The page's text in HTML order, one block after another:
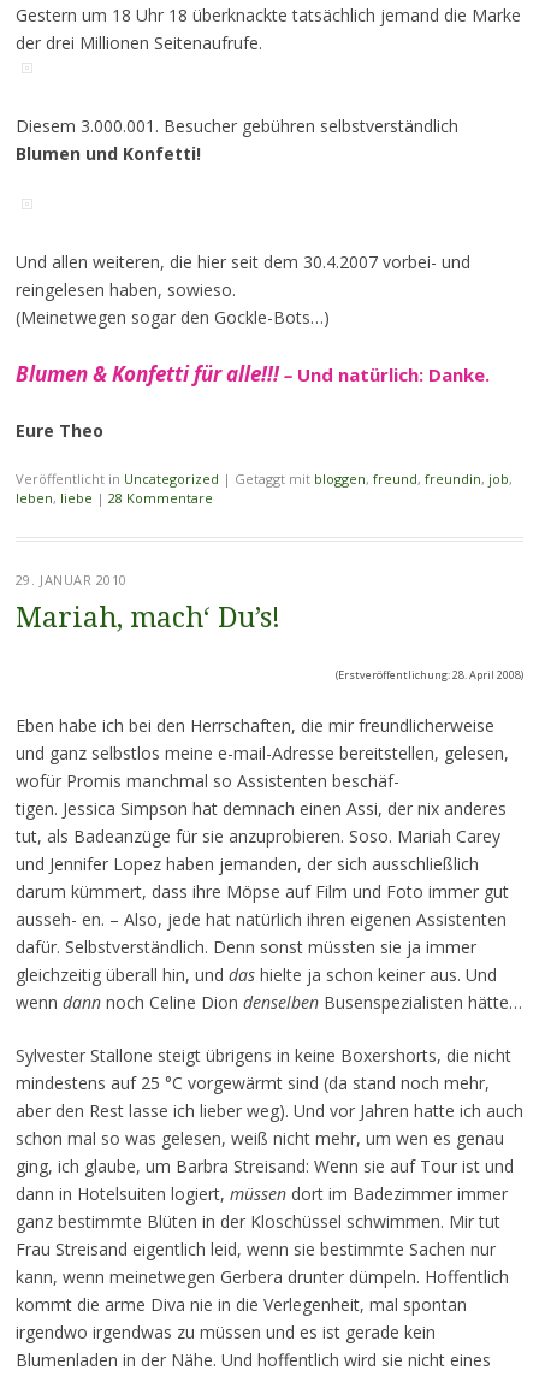
Gestern um 18 Uhr 18 überknackte tatsächlich jemand die Marke
der drei Millionen Seitenaufrufe.
Diesem 3.000.001. Besucher gebühren selbstverständlich
Blumen und Konfetti!
Und allen weiteren, die hier seit dem 30.4.2007 vorbei- und
reingelesen haben, sowieso.
(Meinetwegen sogar den Gockle-Bots…)
Blumen & Konfetti für alle!!!– Und natürlich: Danke.
Eure Theo
Veröffentlicht in Uncategorized | Getaggt mit bloggen, freund, freundin, job,
leben, liebe | 28 Kommentare
29. JANUAR 2010
Mariah, mach‘ Du’s!
(Erstveröffentlichung: 28. April 2008)
Eben habe ich bei den Herrschaften, die mir freundlicherweise
und ganz selbstlos meine e-mail-Adresse bereitstellen, gelesen,
wofür Promis manchmal so Assistenten beschäf-
tigen. Jessica Simpson hat demnach einen Assi, der nix anderes
tut, als Badeanzüge für sie anzuprobieren. Soso. Mariah Carey
und Jennifer Lopez haben jemanden, der sich ausschließlich
darum kümmert, dass ihre Möpse auf Film und Foto immer gut
ausseh- en. – Also, jede hat natürlich ihren eigenen Assistenten
dafür. Selbstverständlich. Denn sonst müssten sie ja immer
gleichzeitig überall hin, und dashielte ja schon keiner aus. Und
wenn dannnoch Celine Dion denselbenBusenspezialisten hätte…
Sylvester Stallone steigt übrigens in keine Boxershorts, die nicht
mindestens auf 25 °C vorgewärmt sind (da stand noch mehr,
aber den Rest lasse ich lieber weg). Und vor Jahren hatte ich auch
schon mal so was gelesen, weiß nicht mehr, um wen es genau
ging, ich glaube, um Barbra Streisand: Wenn sie auf Tour ist und
dann in Hotelsuiten logiert, müssendort im Badezimmer immer
ganz bestimmte Blüten in der Kloschüssel schwimmen. Mir tut
Frau Streisand eigentlich leid, wenn sie bestimmte Sachen nur
kann, wenn meinetwegen Gerbera drunter dümpeln. Hoffentlich
kommt die arme Diva nie in die Verlegenheit, mal spontan
irgendwo irgendwas zu müssen und es ist gerade kein
Blumenladen in der Nähe. Und hoffentlich wird sie nicht eines